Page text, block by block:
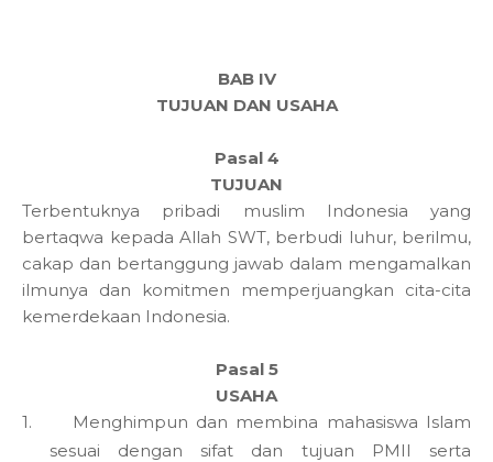
BAB IV
TUJUAN DAN USAHA
Pasal 4
TUJUAN
Terbentuknya pribadi muslim Indonesia yang
bertaqwa kepada Allah SWT, berbudi luhur, berilmu,
cakap dan bertanggung jawab dalam mengamalkan
ilmunya dan komitmen memperjuangkan cita-cita
kemerdekaan Indonesia.
Pasal 5
USAHA
1.
Menghimpun dan membina mahasiswa Islam
sesuai dengan sifat dan tujuan PMII serta